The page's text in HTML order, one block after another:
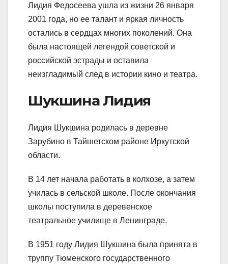
Лидия Федосеева ушла из жизни 26 января
2001 года, но ее талант и яркая личность
остались в сердцах многих поколений. Она
была настоящей легендой советской и
российской эстрады и оставила
неизгладимый след в истории кино и театра.
Шукшина Лидия
Лидия Шукшина родилась в деревне
Зарубино в Тайшетском районе Иркутской
области.
В 14 лет начала работать в колхозе, а затем
училась в сельской школе. После окончания
школы поступила в деревенское
театральное училище в Ленинграде.
В 1951 году Лидия Шукшина была принята в
труппу Тюменского государственного